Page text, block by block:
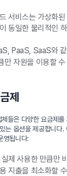
서비스는 가상화
동일한 물리적인
PaaS, SaaS와
만 자원을 이용할
제
들은 다양한 요금제를
는 옵션을 제공합니다.
영됩니다:
제 사용한 만큼만
지출을 최소화할